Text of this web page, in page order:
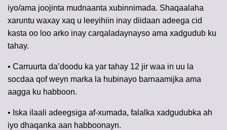
iyo/ama joojinta mudnaanta xubinnimada. Shaqaalaha
xaruntu waxay xaq u leeyihiin inay diidaan adeega cid
kasta oo loo arko inay carqaladaynayso ama xadgudub ku
tahay.
• Carruurta da’doodu ka yar tahay 12 jir waa in uu la
socdaa qof weyn marka la hubinayo barnaamijka ama
aagga ku habboon.
• Iska ilaali adeegsiga af-xumada, falalka xadgudubka ah
iyo dhaqanka aan habboonayn.